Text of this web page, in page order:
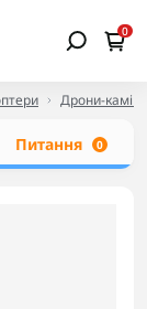
0
Дрони-
Питання 0